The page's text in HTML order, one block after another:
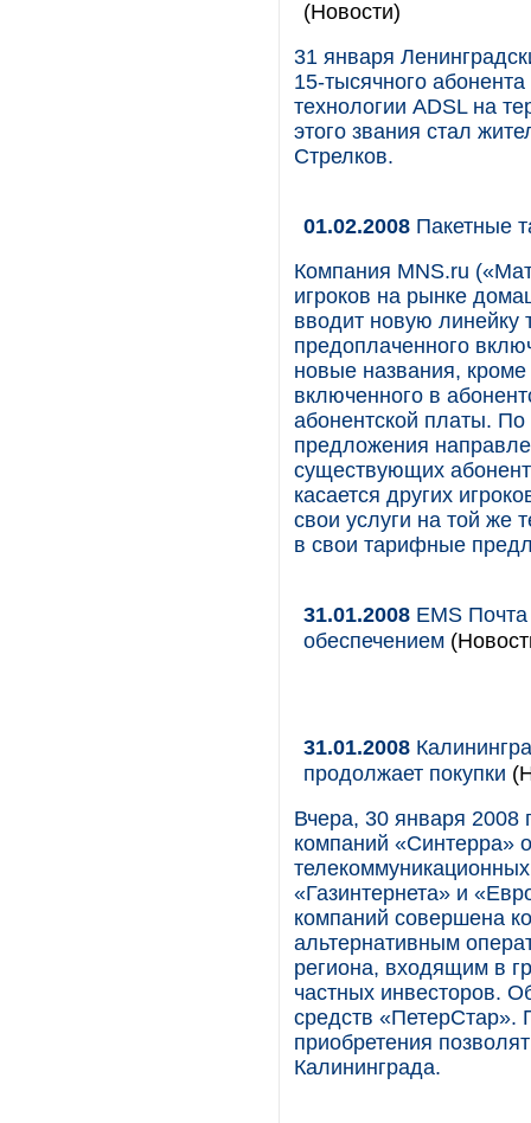
(Новости)
31 января
15-тысячного
технологии ADSL на
этого звания стал
Стрелков.
01.02.2008 Пакетные
Компания MNS.ru
игроков на рынке
вводит новую линейку
предоплаченного
новые названия,
включенного в
абонентской платы.
предложения
существующих
касается других
свои услуги на той же
в свои тарифные
31.01.2008 EMS
обеспечением
31.01.2008
продолжает покупки
Вчера, 30 января 2008
компаний «Синтерра»
«Газинтернета» и
компаний совершена
альтернативным
региона, входящим в
частных инвесторов.
средств «ПетерСтар».
приобретения
Калининграда.